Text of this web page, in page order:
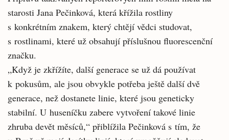
starosti Jana Pečinková, která křížila rostliny
s konkrétním znakem, který chtějí vědci studovat,
s rostlinami, které už obsahují příslušnou fluorescenční
značku.
„Když je zkřížíte, další generace se už dá používat
k pokusům, ale jsou obvykle potřeba ještě další dvě
generace, než dostanete linie, které jsou geneticky
stabilní. U huseníčku zabere vytvoření takové linie
zhruba devět měsíců,“ přiblížila Pečinková s tím, že